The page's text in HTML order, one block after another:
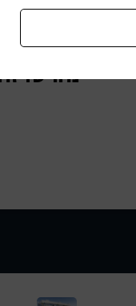
20.10.2025
מלון
נהרס: